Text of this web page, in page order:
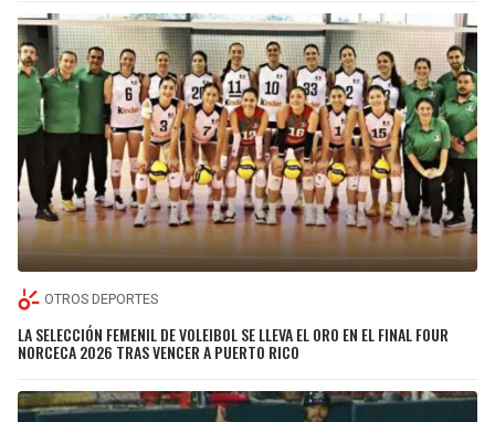
OTROS DEPORTES
LA SELECCIÓN FEMENIL DE VOLEIBOL SE LLEVA EL ORO EN EL FINAL FOUR
NORCECA 2026 TRAS VENCER A PUERTO RICO